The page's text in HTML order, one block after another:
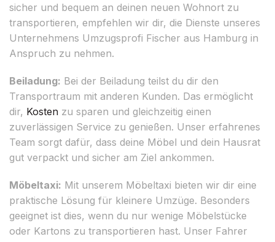
sicher und bequem an deinen neuen Wohnort zu
transportieren, empfehlen wir dir, die Dienste unseres
Unternehmens Umzugsprofi Fischer aus Hamburg in
Anspruch zu nehmen.
Beiladung: Bei der Beiladung teilst du dir den
Transportraum mit anderen Kunden. Das ermöglicht
dir, Kosten zu sparen und gleichzeitig einen
zuverlässigen Service zu genießen. Unser erfahrenes
Team sorgt dafür, dass deine Möbel und dein Hausrat
gut verpackt und sicher am Ziel ankommen.
Möbeltaxi: Mit unserem Möbeltaxi bieten wir dir eine
praktische Lösung für kleinere Umzüge. Besonders
geeignet ist dies, wenn du nur wenige Möbelstücke
oder Kartons zu transportieren hast. Unser Fahrer